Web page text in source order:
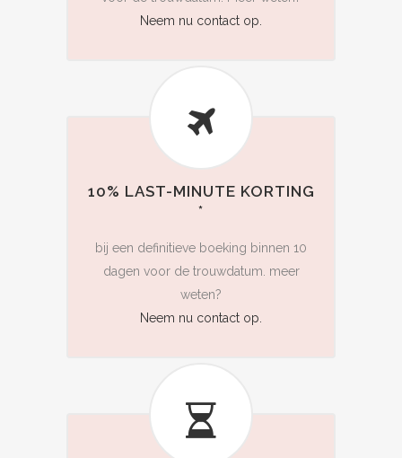
Neem nu contact op.
10% LAST-MINUTE KORTING
*
bij een definitieve boeking binnen 10
dagen voor de trouwdatum. meer
weten?
Neem nu contact op.